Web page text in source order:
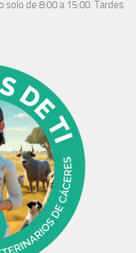
solo de 8:00 a 15:00. Tardes